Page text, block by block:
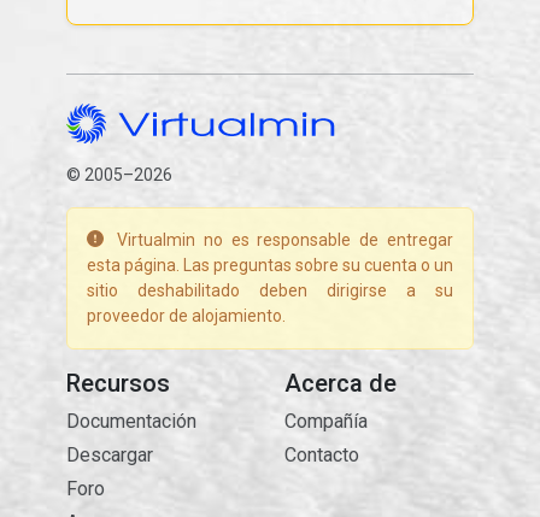
© 2005–2026
Virtualmin no es responsable de entregar
esta página. Las preguntas sobre su cuenta o un
sitio deshabilitado deben dirigirse a su
proveedor de alojamiento.
Recursos
Documentación
Descargar
Foro
Acerca de
Compañía
Contacto